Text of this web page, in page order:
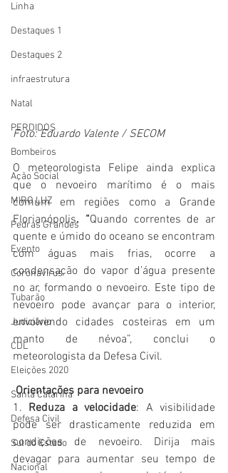
Linha
Destaques 1
Destaques 2
infraestrutura
Natal
PERDIDOS
Bombeiros
Ação Social
MIRO LUZ
Pedras Grandes
Evento
Coronavírus
Tubarão
Judiciário
CDL
Eleições 2020
Santa Catarina
Defesa Civil
Sul do Estado
Nacional
Foto: Eduardo Valente / SECOM
O meteorologista Felipe ainda explica
que o nevoeiro marítimo é o mais
comum em regiões como a Grande
Florianópolis. “Quando correntes de ar
quente e úmido do oceano se encontram
com águas mais frias, ocorre a
condensação do vapor d’água presente
no ar, formando o nevoeiro. Este tipo de
nevoeiro pode avançar para o interior,
envolvendo cidades costeiras em um
manto de névoa”, conclui o
meteorologista da Defesa Civil.
Orientações para nevoeiro
1. Reduza a velocidade: A visibilidade
pode ser drasticamente reduzida em
condições de nevoeiro. Dirija mais
devagar para aumentar seu tempo de